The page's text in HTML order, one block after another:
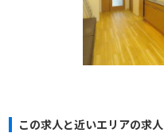
この求人と近いエリアの求人